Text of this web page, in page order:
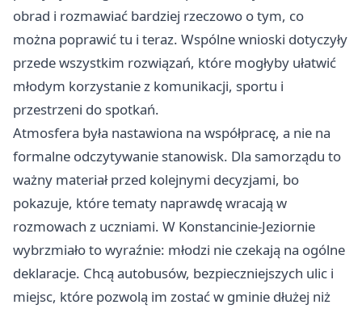
obrad i rozmawiać bardziej rzeczowo o tym, co
można poprawić tu i teraz. Wspólne wnioski dotyczyły
przede wszystkim rozwiązań, które mogłyby ułatwić
młodym korzystanie z komunikacji, sportu i
przestrzeni do spotkań.
Atmosfera była nastawiona na współpracę, a nie na
formalne odczytywanie stanowisk. Dla samorządu to
ważny materiał przed kolejnymi decyzjami, bo
pokazuje, które tematy naprawdę wracają w
rozmowach z uczniami. W Konstancinie-Jeziornie
wybrzmiało to wyraźnie: młodzi nie czekają na ogólne
deklaracje. Chcą autobusów, bezpieczniejszych ulic i
miejsc, które pozwolą im zostać w gminie dłużej niż